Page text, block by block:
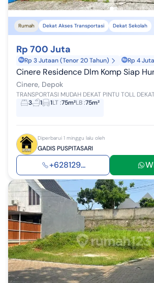
Rumah Dekat Akses Transportasi Dekat Sekolah
Rp 700 Juta
Rp 3 Jutaan (Tenor 20 Tahun) Rp 4
Cinere Residence Dlm Komp Siap Huni, Bebas Banjir Sepanang
Cinere, Depok
3
1 1LT:75m²LB:75m²
Diperbarui 1 minggu lalu oleh
GADIS PUSPITASARI
+628129...